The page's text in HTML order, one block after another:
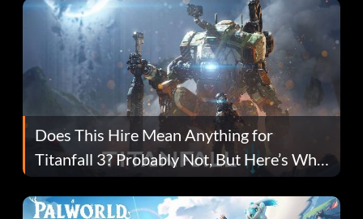
Does This Hire Mean Anything for
Titanfall 3? Probably Not, But Here’s Why
Fans Are Hopeful